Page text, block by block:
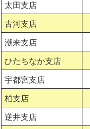
太田支店
古河支店
潮来支店
ひたちなか支店
宇都宮支店
柏支店
逆井支店